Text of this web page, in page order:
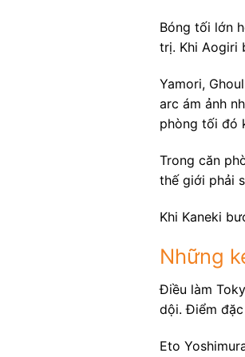
Bóng tối lớn
trị. Khi Aogiri
Yamori,
arc ám ảnh
phòng tối đó
Trong căn
thế giới phải
Khi Kaneki
Những
Điều làm
dội. Điểm
Eto